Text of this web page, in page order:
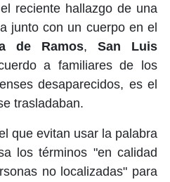
reciente hallazgo de una
junto con un cuerpo en el
de Ramos, San Luis
a familiares de los
desaparecidos, es el
trasladaban.
que evitan usar la palabra
los términos "en calidad
no localizadas" para